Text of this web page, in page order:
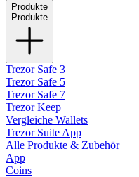
Produkte
Produkte
Trezor Safe 3
Trezor Safe 5
Trezor Safe 7
Trezor Keep
Vergleiche Wallets
Trezor Suite App
Alle Produkte & Zubehör
App
Coins